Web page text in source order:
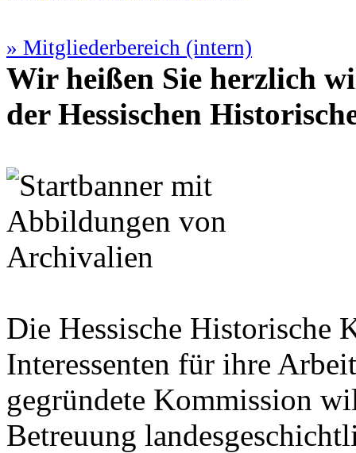
» Mitgliederbereich (intern)
Wir heißen Sie herzlich
der Hessischen
Die Hessische Historische
Interessenten für ihre
gegründete Kommission
Betreuung